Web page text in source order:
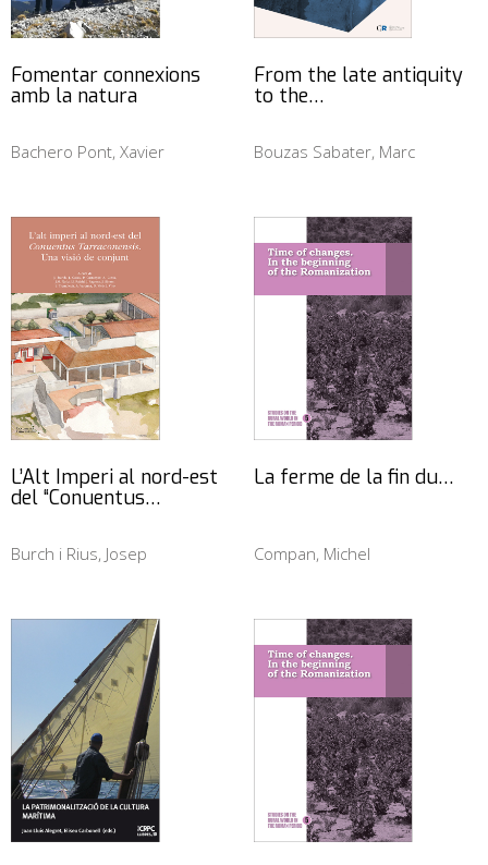
Fomentar connexions
amb la natura
Bachero Pont, Xavier
From the late antiquity
to the…
Bouzas Sabater, Marc
L’Alt Imperi al nord-est
del “Conuentus…
Burch i Rius, Josep
La ferme de la fin du…
Compan, Michel